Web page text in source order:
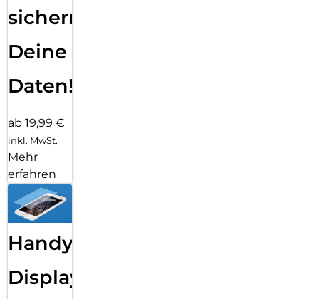
sichern
Deine
Daten!
ab 19,99 €
inkl. MwSt.
Mehr
erfahren
Handy
Displayfolie